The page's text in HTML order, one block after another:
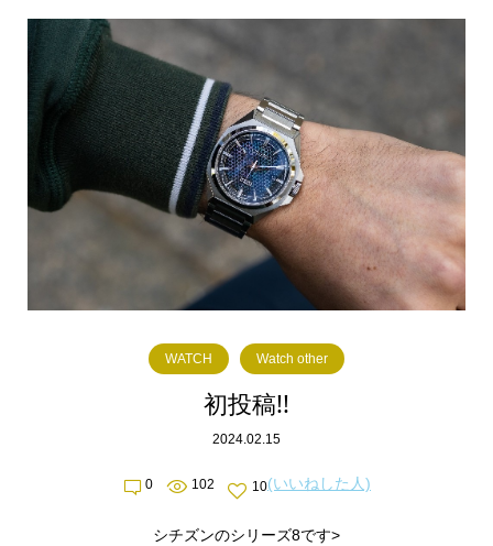
WATCH Watch other
初投稿!!
2024.02.15
0 102 10(いいねした人)
シチズンのシリーズ8です>